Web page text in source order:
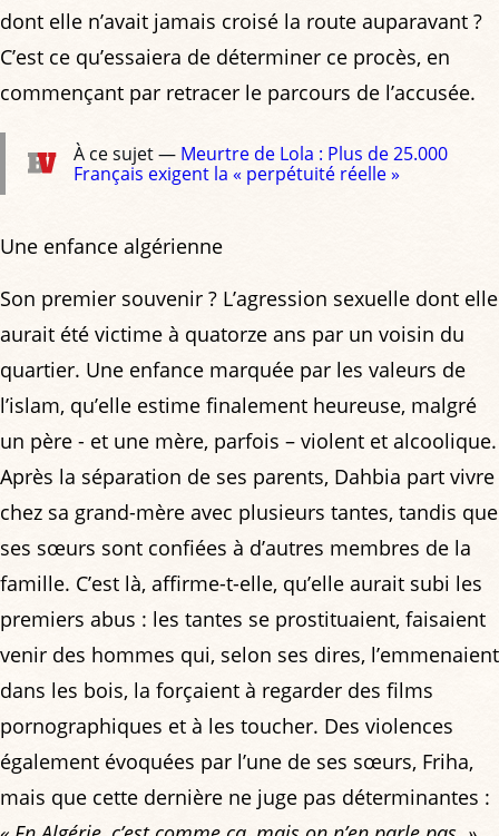
dont elle n’avait jamais croisé la route auparavant ?
C’est ce qu’essaiera de déterminer ce procès, en
commençant par retracer le parcours de l’accusée.
À ce sujet — Meurtre de Lola : Plus de 25.000
Français exigent la « perpétuité réelle »
Une enfance algérienne
Son premier souvenir ? L’agression sexuelle dont elle
aurait été victime à quatorze ans par un voisin du
quartier. Une enfance marquée par les valeurs de
l’islam, qu’elle estime finalement heureuse, malgré
un père - et une mère, parfois – violent et alcoolique.
Après la séparation de ses parents, Dahbia part vivre
chez sa grand-mère avec plusieurs tantes, tandis que
ses sœurs sont confiées à d’autres membres de la
famille. C’est là, affirme-t-elle, qu’elle aurait subi les
premiers abus : les tantes se prostituaient, faisaient
venir des hommes qui, selon ses dires, l’emmenaient
dans les bois, la forçaient à regarder des films
pornographiques et à les toucher. Des violences
également évoquées par l’une de ses sœurs, Friha,
mais que cette dernière ne juge pas déterminantes :